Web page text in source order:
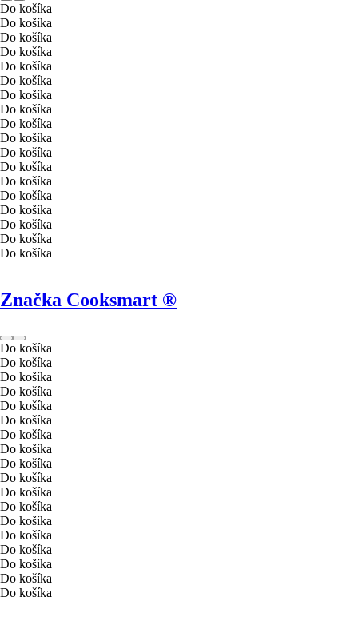
Do košíka
Do košíka
Do košíka
Do košíka
Do košíka
Do košíka
Do košíka
Do košíka
Do košíka
Do košíka
Do košíka
Do košíka
Do košíka
Do košíka
Do košíka
Do košíka
Do košíka
Do košíka
Značka Cooksmart ®
Do košíka
Do košíka
Do košíka
Do košíka
Do košíka
Do košíka
Do košíka
Do košíka
Do košíka
Do košíka
Do košíka
Do košíka
Do košíka
Do košíka
Do košíka
Do košíka
Do košíka
Do košíka